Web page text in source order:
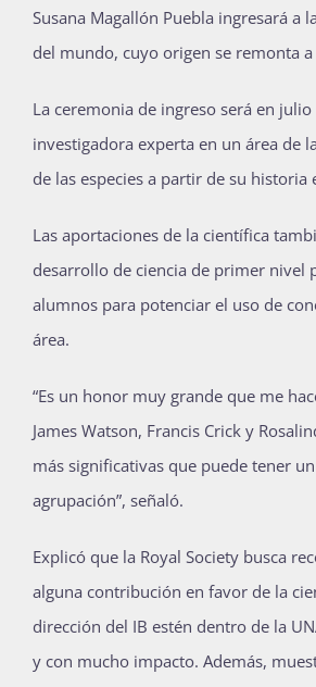
Susana Magallón Puebla ingresará a
del mundo, cuyo origen se remonta
La ceremonia de ingreso será en
investigadora experta en un área de
de las especies a partir de su historia
Las aportaciones de la científica
desarrollo de ciencia de primer nivel
alumnos para potenciar el uso de
área.
“Es un honor muy grande que me
James Watson, Francis Crick y
más significativas que puede tener
agrupación”, señaló.
Explicó que la Royal Society busca
alguna contribución en favor de la
dirección del IB estén dentro de la
y con mucho impacto. Además,